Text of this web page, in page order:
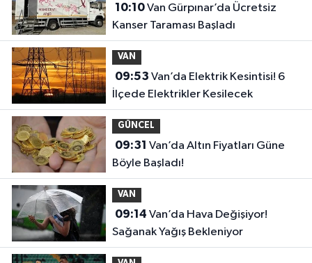
10:10Van Gürpınar’da Ücretsiz
Kanser Taraması Başladı
VAN
09:53
İlçede Elektrikler Kesilecek
GÜNCEL
09:31
Böyle Başladı!
VAN
09:14
Sağanak Yağış Bekleniyor